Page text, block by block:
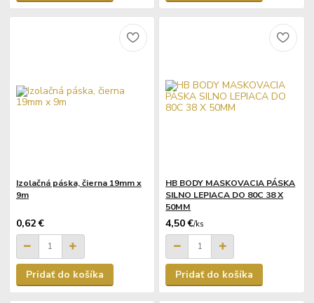
Izolačná páska, čierna 19mm x
9m
0,62 €
Pridať do košíka
HB BODY MASKOVACIA PÁSKA
SILNO LEPIACA DO 80C 38 X
50MM
4,50 €/ks
Pridať do košíka